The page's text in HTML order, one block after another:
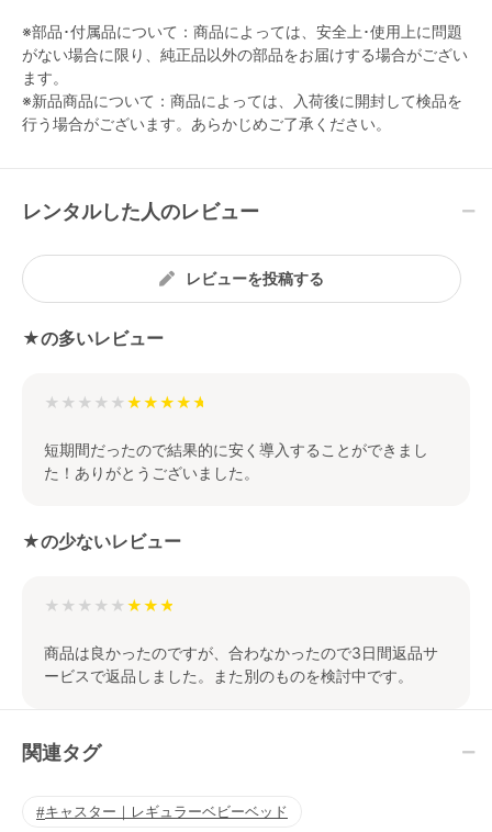
※部品･付属品について：商品によっては、安全上･使用上に問題
がない場合に限り、純正品以外の部品をお届けする場合がござい
ます。
※新品商品について：商品によっては、入荷後に開封して検品を
行う場合がございます。あらかじめご了承ください。
レンタルした人のレビュー
レビューを投稿する
★の多いレビュー
★★★★★
短期間だったので結果的に安く導入することができまし
た！ありがとうございました。
★の少ないレビュー
★★★★★
商品は良かったのですが、合わなかったので3日間返品サ
ービスで返品しました。また別のものを検討中です。
関連タグ
キャスター｜レギュラーベビーベッド